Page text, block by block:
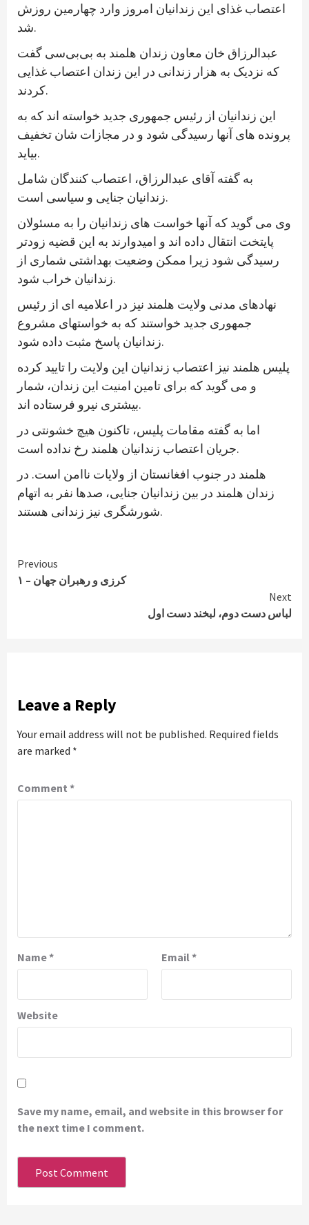
اعتصاب غذای این زندانیان امروز وارد چهارمین روزش
شد.
عبدالرزاق خان معاون زندان هلمند به بی‌بی‌سی گفت
که نزدیک به هزار زندانی در این زندان اعتصاب غذایی
کردند.
این زندانیان از رئیس جمهوری جدید خواسته اند که به
پرونده های آنها رسیدگی شود و در مجازات شان تخفیف
بیاید.
به گفته آقای عبدالرزاق، اعتصاب کنندگان شامل
زندانیان جنایی و سیاسی است.
وی می گوید که آنها خواست های زندانیان را به مسئولان
پایتخت انتقال داده اند و امیدوارند به این قضیه زودتر
رسیدگی شود زیرا ممکن وضعیت بهداشتی شماری از
زندانیان خراب شود.
نهادهای مدنی ولایت هلمند نیز در اعلامیه ای از رئیس
جمهوری جدید خواستند که به خواستهای مشروع
زندانیان پاسخ مثبت داده شود.
پلیس هلمند نیز اعتصاب زندانیان این ولایت را تایید کرده
و می گوید که برای تامین امنیت این زندان، شمار
بیشتری نیرو فرستاده اند.
اما به گفته مقامات پلیس، تاکنون هیچ خشونتی در
جریان اعتصاب زندانیان هلمند رخ نداده است.
هلمند در جنوب افغانستان از ولایات ناامن است. در
زندان هلمند در بین زندانیان جنایی، صدها نفر به اتهام
شورشگری نیز زندانی هستند.
Continue
Reading
Previous
کرزی و رهبران جهان – ۱
Next
لباس دست دوم، لبخند دست اول
Leave a Reply
Your email address will not be published. Required fields
are marked *
Comment *
Name* Email*
Website
Save my name, email, and website in this browser for
the next time I comment.